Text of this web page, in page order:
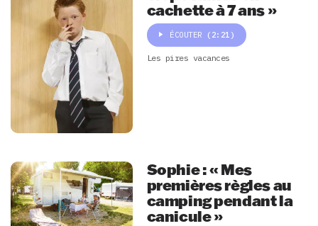
cachette à 7 ans »
ÉCOUTER (2:21)
Les pires vacances
Sophie : « Mes
premières règles au
camping pendant la
canicule »